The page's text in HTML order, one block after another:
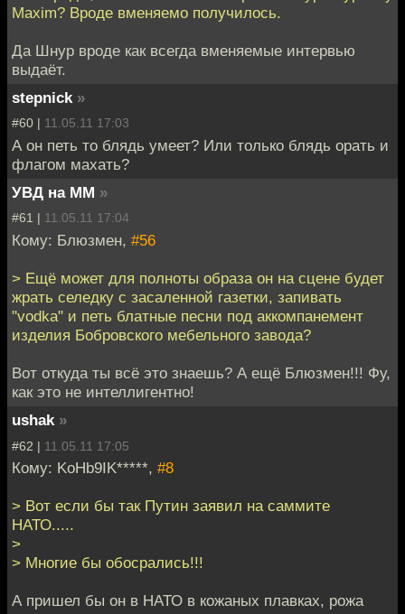
Maxim? Вроде вменяемо получилось.
Да Шнур вроде как всегда вменяемые интервью
выдаёт.
stepnick »
#60 | 11.05.11 17:03
А он петь то блядь умеет? Или только блядь орать и
флагом махать?
УВД на ММ »
#61 | 11.05.11 17:04
Кому: Блюзмен, #56
> Ещё может для полноты образа он на сцене будет
жрать селедку с засаленной газетки, запивать
"vodka" и петь блатные песни под аккомпанемент
изделия Бобровского мебельного завода?
Вот откуда ты всё это знаешь? А ещё Блюзмен!!! Фу,
как это не интеллигентно!
ushak »
#62 | 11.05.11 17:05
Кому: KoHb9IK*****, #8
> Вот если бы так Путин заявил на саммите
НАТО.....
>
> Многие бы обосрались!!!
А пришел бы он в НАТО в кожаных плавках, рожа